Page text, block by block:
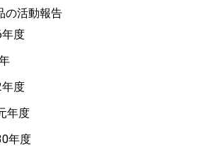
の活動報告
度
度
年度
年度